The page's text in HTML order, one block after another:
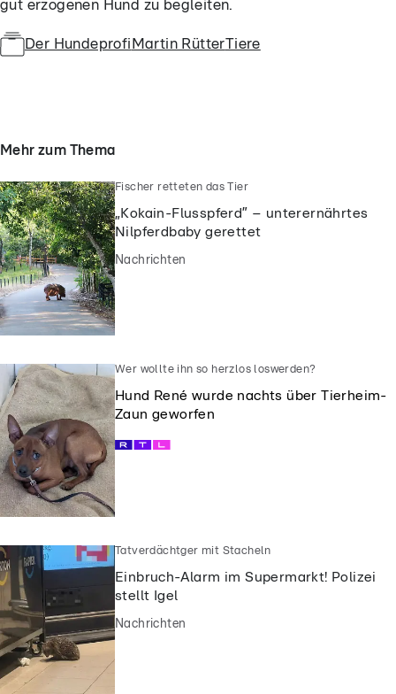
gut erzogenen Hund zu begleiten.
Der Hundeprofi Martin RütterTiere
Mehr zum Thema
Fischer retteten das Tier
„Kokain-Flusspferd” – unterernährtes
Nilpferdbaby gerettet
Nachrichten
Wer wollte ihn so herzlos loswerden?
Hund René wurde nachts über Tierheim-
Zaun geworfen
Tatverdächtger mit Stacheln
Einbruch-Alarm im Supermarkt! Polizei
stellt Igel
Nachrichten